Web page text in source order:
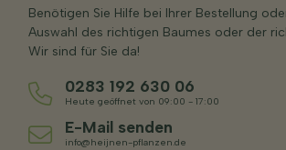
Benötigen Sie Hilfe bei Ihrer Bestellung
Auswahl des richtigen Baumes oder der
Wir sind für Sie da!
0283 192 630 06
Heute geöffnet von 09:00 - 17:00
E-Mail senden
info@heijnen-pflanzen.de